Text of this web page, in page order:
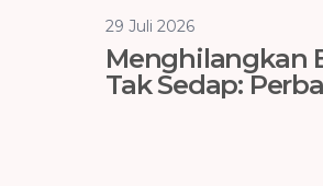
29 Juli 2026
Menghilangkan
Tak Sedap: